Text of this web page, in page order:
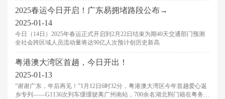
2025春运今日开启！广东易拥堵路段公布→
2025-01-14
今日（14日）2025年春运正式开启到2月22日结束为期40天交通部门预测
全社会跨区域人员流动量将达90亿人次预计创历史新高
粤港澳大湾区首趟，今日开出！
2025-01-13
“谢谢广东，年后再见！”1月12日6时32分，粤港澳大湾区今年首趟爱心返
乡专列——G1136次列车缓缓驶离广州南站，700余名湖北荆门籍在粤务工